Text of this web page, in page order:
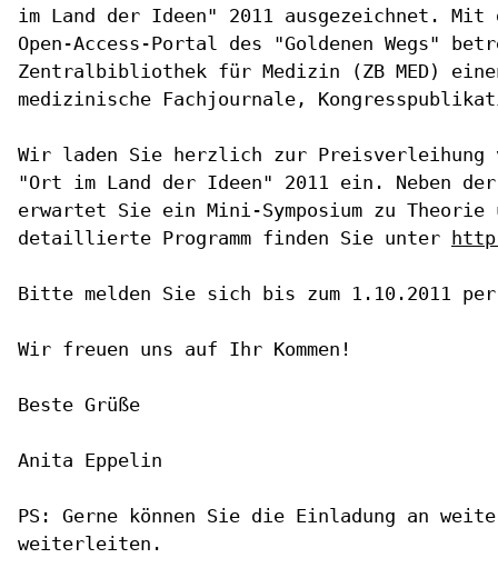
im Land der Ideen" 2011 ausgezeichnet. Mit
Open-Access-Portal des "Goldenen Wegs"
Zentralbibliothek für Medizin (ZB MED)
medizinische Fachjournale,
Wir laden Sie herzlich zur Preisverleihung
"Ort im Land der Ideen" 2011 ein. Neben
erwartet Sie ein Mini-Symposium zu Theorie
detaillierte Programm finden Sie unter
Bitte melden Sie sich bis zum 1.10.2011 per
Wir freuen uns auf Ihr Kommen!
Beste Grüße
Anita Eppelin
PS: Gerne können Sie die Einladung an
weiterleiten.